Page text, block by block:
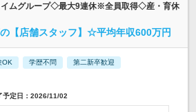
イムグループ◇最大9連休※全員取得◇産・育休
【店舗スタッフ】☆平均年収600万円
OK 学歴不問 第二新卒歓迎
定日：2026/11/02